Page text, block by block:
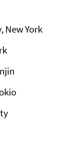
New York